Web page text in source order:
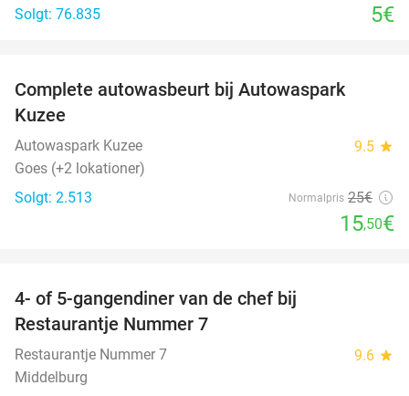
Solgt: 76.835
5€
Complete autowasbeurt bij Autowaspark
Kuzee
Autowaspark Kuzee 9.5 star
Goes (+2 lokationer)
Solgt: 2.513
Normalpris 25€
15,50€
4- of 5-gangendiner van de chef bij
Restaurantje Nummer 7
Restaurantje Nummer 7 9.6 star
Middelburg